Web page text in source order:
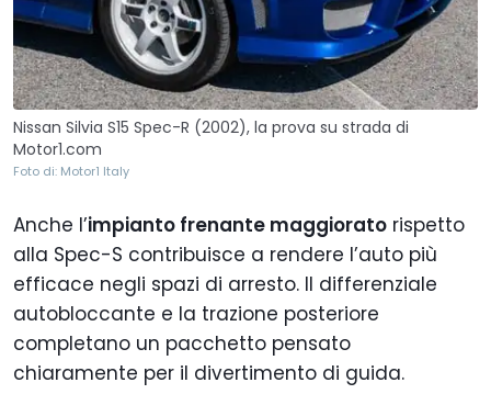
Nissan Silvia S15 Spec-R (2002), la prova su strada di
Motor1.com
Foto di: Motor1 Italy
Anche l’impianto frenante maggiorato rispetto
alla Spec-S contribuisce a rendere l’auto più
efficace negli spazi di arresto. Il differenziale
autobloccante e la trazione posteriore
completano un pacchetto pensato
chiaramente per il divertimento di guida.